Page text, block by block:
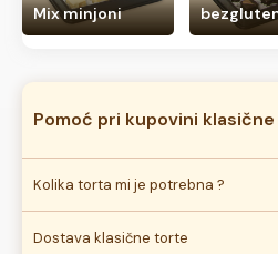
Mix minjoni
Pomoć pri kupovini
Kolika torta mi je potrebna ?
Najbolji način za određivanje
broja gostiju na slavlju, odraslih i
Dostava klasične torte